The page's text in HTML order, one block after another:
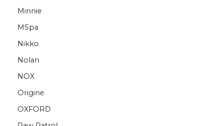
Minnie
MSpa
Nikko
Nolan
NOX
Origine
OXFORD